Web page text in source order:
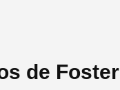
de Foster